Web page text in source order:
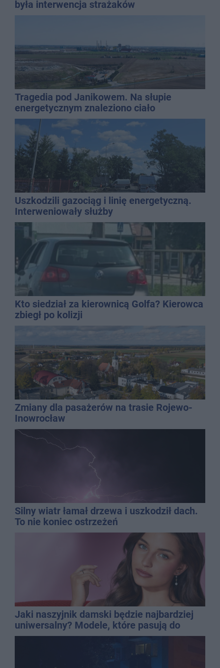
była interwencja strażaków
Tragedia pod Janikowem. Na słupie
energetycznym znaleziono ciało
mężczyzny
Uszkodzili gazociąg i linię energetyczną.
Interweniowały służby
Kto siedział za kierownicą Golfa? Kierowca
zbiegł po kolizji
Zmiany dla pasażerów na trasie Rojewo-
Inowrocław
Silny wiatr łamał drzewa i uszkodził dach.
To nie koniec ostrzeżeń
Jaki naszyjnik damski będzie najbardziej
uniwersalny? Modele, które pasują do
wielu stylizacji